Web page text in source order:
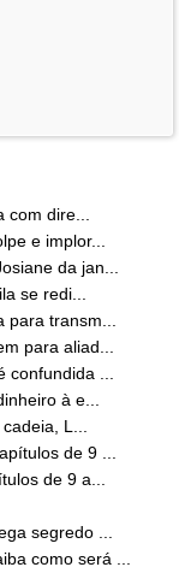
dire...
e implor...
da jan...
se redi...
transm...
para aliad...
...
à e...
L...
de 9 ...
de 9 a...
segredo ...
como será ...